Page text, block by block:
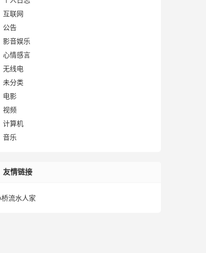
互联网
公告
影音娱乐
心情感言
无线电
未分类
电影
视频
计算机
音乐
友情链接
桥流水人家